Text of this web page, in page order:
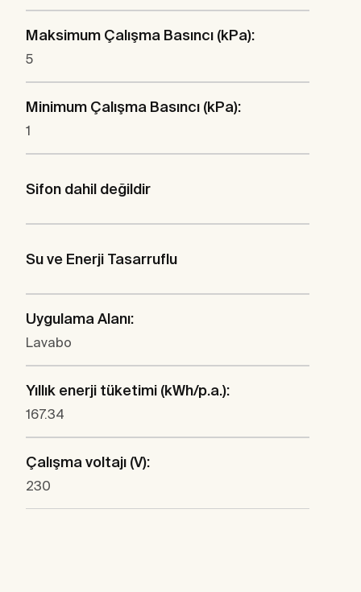
Maksimum Çalışma Basıncı (kPa):
5
Minimum Çalışma Basıncı (kPa):
1
Sifon dahil değildir
Su ve Enerji Tasarruflu
Uygulama Alanı:
Lavabo
Yıllık enerji tüketimi (kWh/p.a.):
167.34
Çalışma voltajı (V):
230